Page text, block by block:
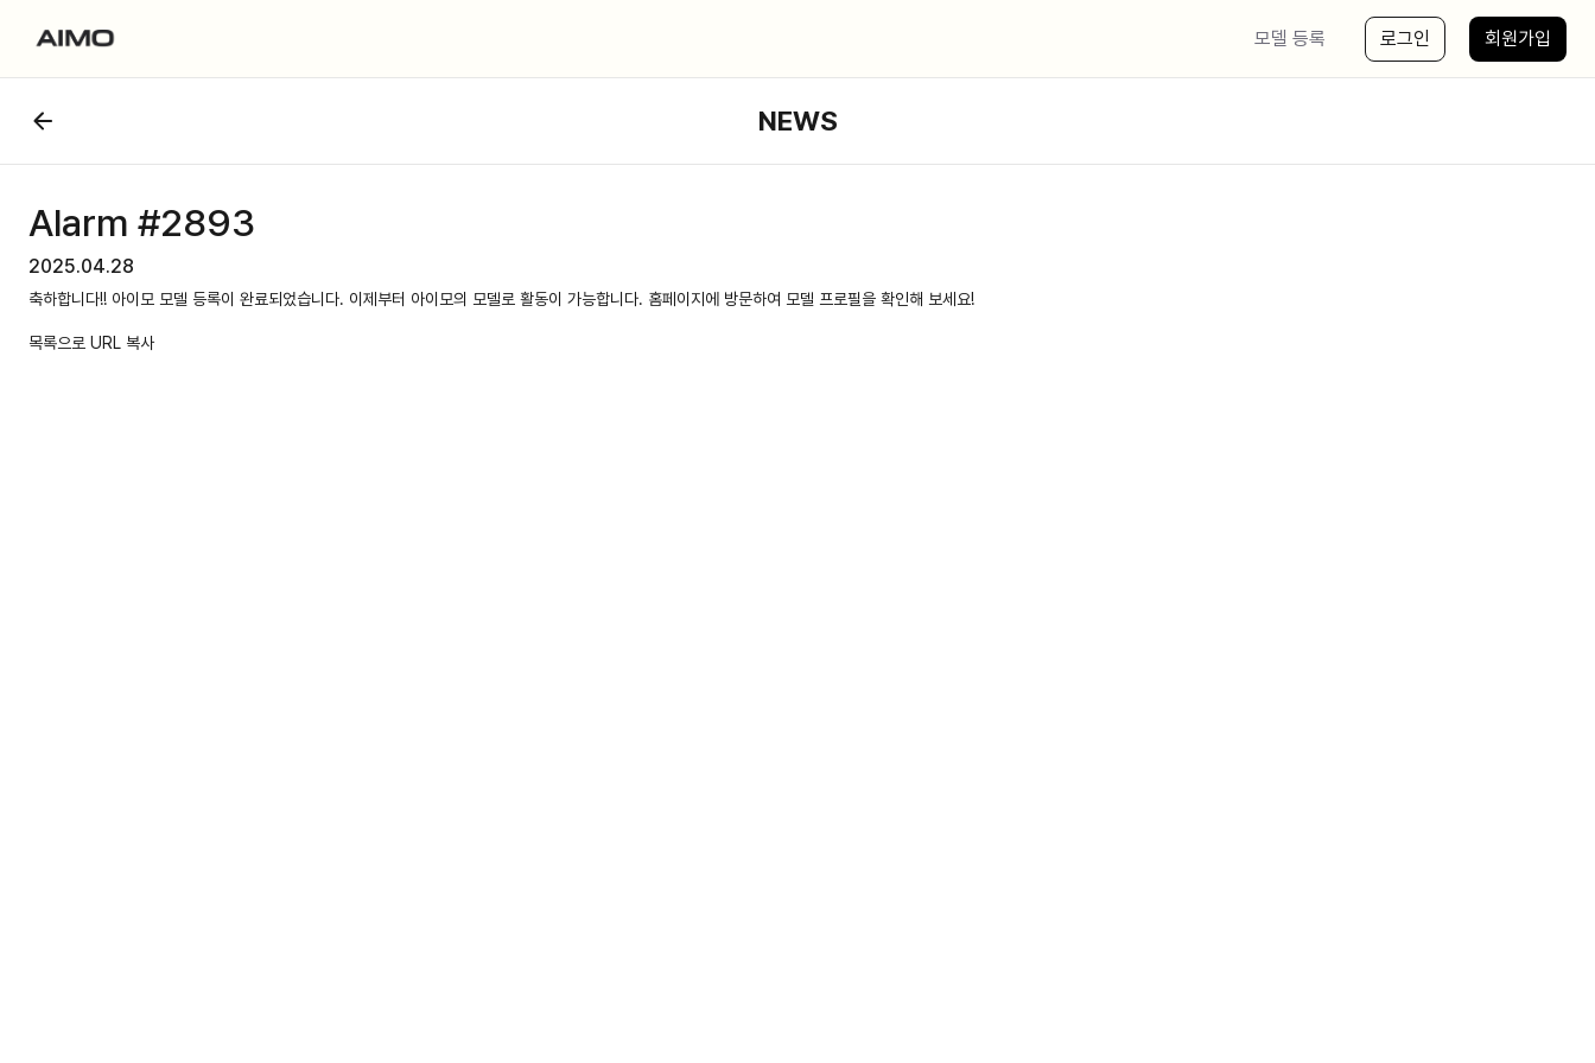
모델 등록 로그인 회원가입
NEWS
Alarm #2893
2025.04.28
축하합니다!! 아이모 모델 등록이 완료되었습니다. 이제부터 아이모의 모델로 활동이 가능합니다. 홈페이지에 방문하여 모델 프로필을 확인해 보세요!
목록으로 URL 복사